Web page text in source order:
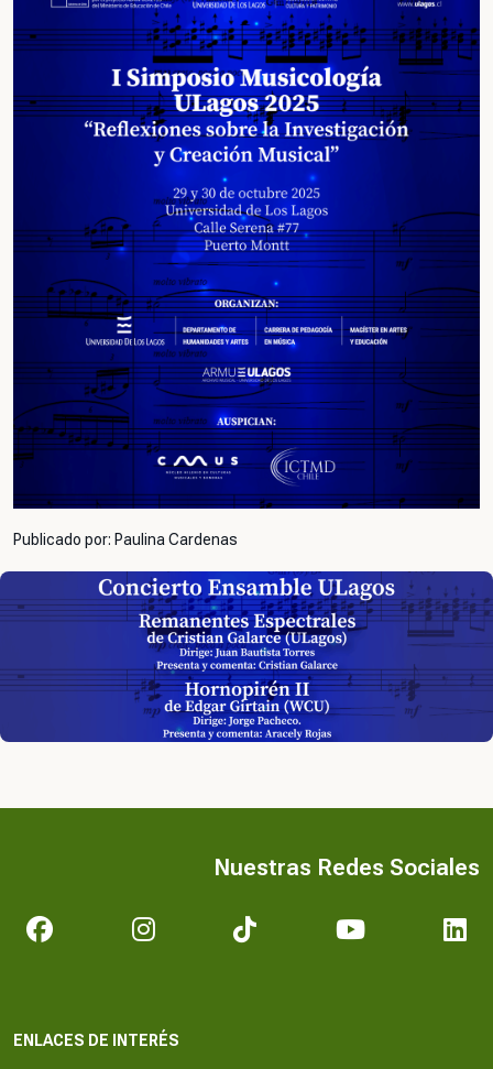
Publicado por: Paulina Cardenas
ENLACES DE INTERÉS
Nuestras Redes Sociales